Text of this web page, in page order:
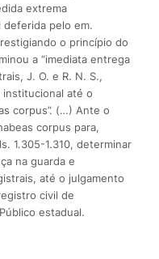
extrema
pelo em.
o princípio do
a “imediata entrega
J. O. e R. N. S.,
até o
corpus”. (…) Ante o
corpus para,
1.305-1.310, determinar
na guarda e
até o julgamento
civil de
estadual.